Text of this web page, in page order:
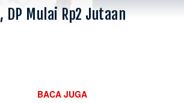
DP Mulai Rp2 Jutaan
BACA JUGA